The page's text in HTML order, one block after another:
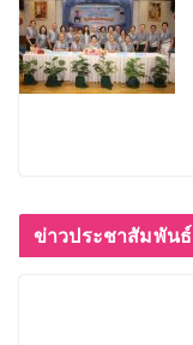
ข่าวประชาสัมพันธ์